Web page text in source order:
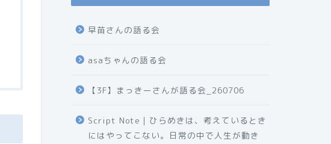
早苗さんの語る会
asaちゃんの語る会
【3F】まっきーさんが語る会_260706
Script Note｜ひらめきは、考えているとき
にはやってこない。日常の中で人生が動き